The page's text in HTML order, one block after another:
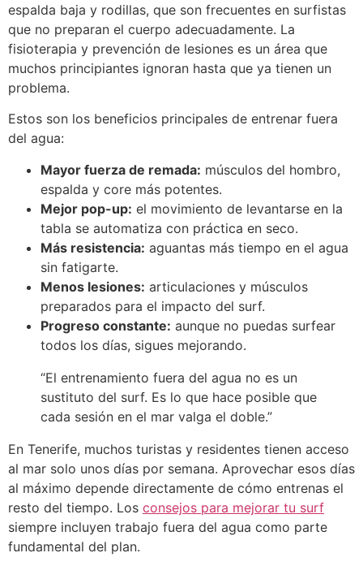
espalda baja y rodillas, que son frecuentes en surfistas
que no preparan el cuerpo adecuadamente. La
fisioterapia y prevención de lesiones es un área que
muchos principiantes ignoran hasta que ya tienen un
problema.
Estos son los beneficios principales de entrenar fuera
del agua:
Mayor fuerza de remada: músculos del hombro,
espalda y core más potentes.
Mejor pop-up: el movimiento de levantarse en la
tabla se automatiza con práctica en seco.
Más resistencia: aguantas más tiempo en el agua
sin fatigarte.
Menos lesiones: articulaciones y músculos
preparados para el impacto del surf.
Progreso constante: aunque no puedas surfear
todos los días, sigues mejorando.
“El entrenamiento fuera del agua no es un
sustituto del surf. Es lo que hace posible que
cada sesión en el mar valga el doble.”
En Tenerife, muchos turistas y residentes tienen acceso
al mar solo unos días por semana. Aprovechar esos días
al máximo depende directamente de cómo entrenas el
resto del tiempo. Los consejos para mejorar tu surf
siempre incluyen trabajo fuera del agua como parte
fundamental del plan.